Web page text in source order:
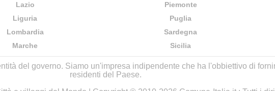
Lazio
Liguria
Lombardia
Marche
Piemonte
Puglia
Sardegna
Sicilia
del governo. Siamo un'impresa indipendente che ha l'obbiettivo di
residenti del Paese.